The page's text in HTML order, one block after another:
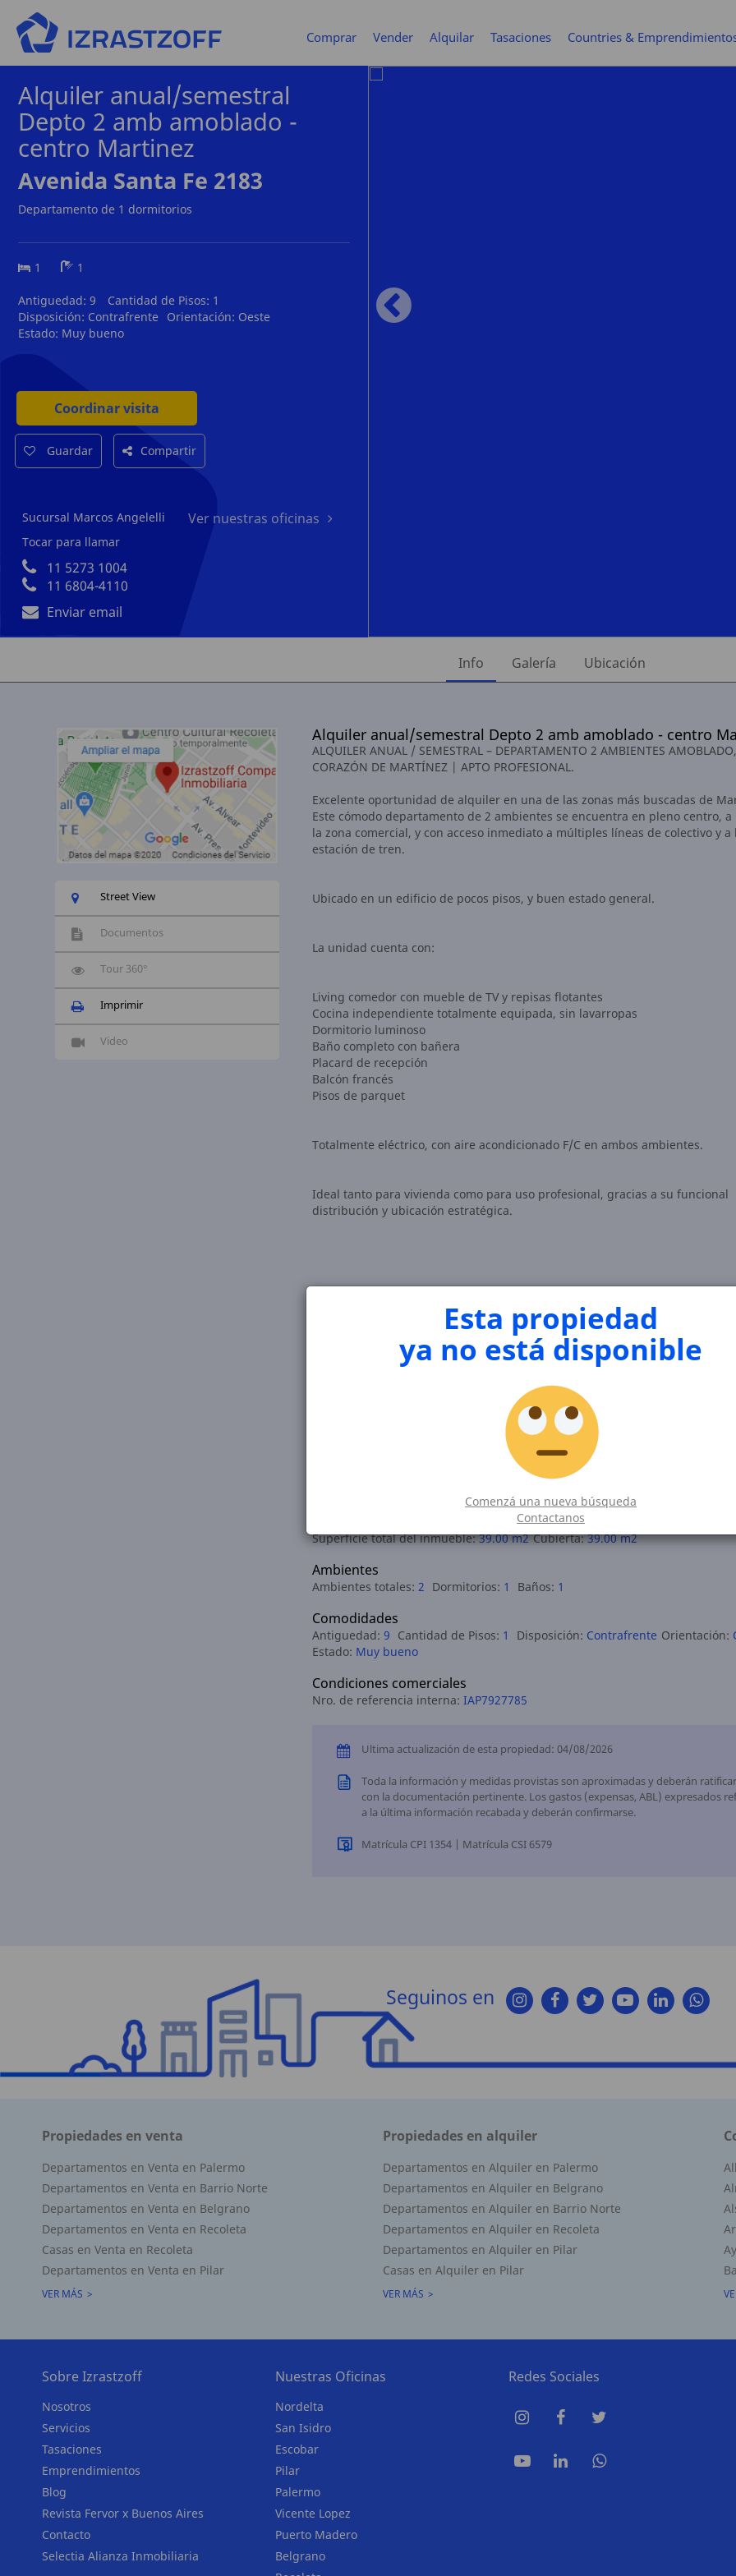
Comprar Vender Alquilar Tasaciones Countries &
Superficie Terreno 0.00 M2
Superficie total del inmueble 39.00 M2
Cubierta: 39.00 M2
Semicubierta 0.00 M2
Alquiler anual/semestral
Depto 2 amb amoblado -
centro Martinez
Avenida Santa Fe 2183
Departamento de 1 dormitorios
1 1
Antiguedad:9 Cantidad de Pisos: 1
Disposición: Contrafrente Orientación: Oeste
Estado: Muy bueno
Coordinar visita
Guardar Compartir
Sucursal Marcos Angelelli
Tocar para llamar
11 5273 1004
11 6804-4110
Enviar email
Ver nuestras oficinas
Info Galería Ubicación
Street View
Documentos
Tour 360°
Imprimir
Video
Alquiler anual/semestral Depto 2 amb amoblado - centro
ALQUILER ANUAL / SEMESTRAL – DEPARTAMENTO 2 AMBIENTES
CORAZÓN DE MARTÍNEZ | APTO PROFESIONAL.
Excelente oportunidad de alquiler en una de las zonas más buscadas de
Este cómodo departamento de 2 ambientes se encuentra en pleno centro, a
la zona comercial, y con acceso inmediato a múltiples líneas de colectivo y a
estación de tren.
Ubicado en un edificio de pocos pisos, y buen estado general.
La unidad cuenta con:
Living comedor con mueble de TV y repisas flotantes
Cocina independiente totalmente equipada, sin lavarropas
Dormitorio luminoso
Baño completo con bañera
Placard de recepción
Balcón francés
Pisos de parquet
Totalmente eléctrico, con aire acondicionado F/C en ambos ambientes.
Ideal tanto para vivienda como para uso profesional, gracias a su funcional
distribución y ubicación estratégica.
Consultanos para coordinar una visita.
Superficie total del inmueble:39.00 m2 Cubierta:39.00 m2
Ambientes
Ambientes totales: 2 Dormitorios: 1 Baños: 1
Comodidades
Antiguedad: 9 Cantidad de Pisos: 1 Disposición: Contrafrente Orientación:
Estado: Muy bueno
Condiciones comerciales
Nro. de referencia interna: IAP7927785
Ultima actualización de esta propiedad: 04/08/2026
Toda la información y medidas provistas son aproximadas y deberán
con la documentación pertinente. Los gastos (expensas, ABL) expresados
a la última información recabada y deberán confirmarse.
Matrícula CPI 1354 | Matrícula CSI 6579
Esta propiedad
ya no está disponible
Comenzá una nueva búsqueda
Contactanos
Seguinos en
Propiedades en venta
Departamentos en Venta en Palermo
Departamentos en Venta en Barrio Norte
Departamentos en Venta en Belgrano
Departamentos en Venta en Recoleta
Casas en Venta en Recoleta
Departamentos en Venta en Pilar
VER MÁS
Propiedades en alquiler
Departamentos en Alquiler en Palermo
Departamentos en Alquiler en Belgrano
Departamentos en Alquiler en Barrio Norte
Departamentos en Alquiler en Recoleta
Departamentos en Alquiler en Pilar
Casas en Alquiler en Pilar
VER MÁS
Sobre Izrastzoff
Nosotros
Servicios
Tasaciones
Emprendimientos
Blog
Revista Fervor x Buenos Aires
Contacto
Selectia Alianza Inmobiliaria
Nuestras Oficinas
Nordelta
San Isidro
Escobar
Pilar
Palermo
Vicente Lopez
Puerto Madero
Belgrano
Redes Sociales